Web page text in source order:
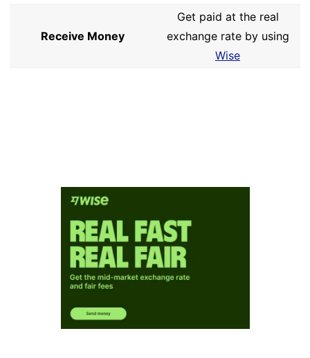
Receive Money
Get paid at the real
exchange rate by using
Wise